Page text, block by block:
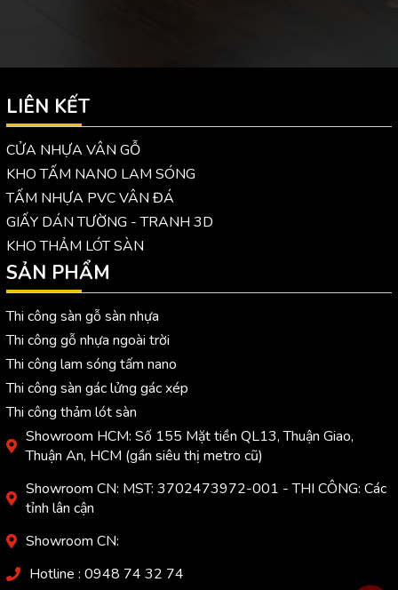
LIÊN KẾT
CỬA NHỰA VÂN GỖ
KHO TẤM NANO LAM SÓNG
TẤM NHỰA PVC VÂN ĐÁ
GIẤY DÁN TƯỜNG - TRANH 3D
KHO THẢM LÓT SÀN
SẢN PHẨM
Thi công sàn gỗ sàn nhựa
Thi công gỗ nhựa ngoài trời
Thi công lam sóng tấm nano
Thi công sàn gác lửng gác xép
Thi công thảm lót sàn
Showroom HCM: Số 155 Mặt tiền QL13, Thuận Giao,
Thuận An, HCM (gần siêu thị metro cũ)
Showroom CN: MST: 3702473972-001 - THI CÔNG: Các
tỉnh lân cận
Showroom CN:
Hotline : 0948 74 32 74